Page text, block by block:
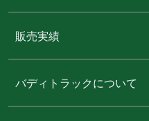
販売実績
バディトラックについて